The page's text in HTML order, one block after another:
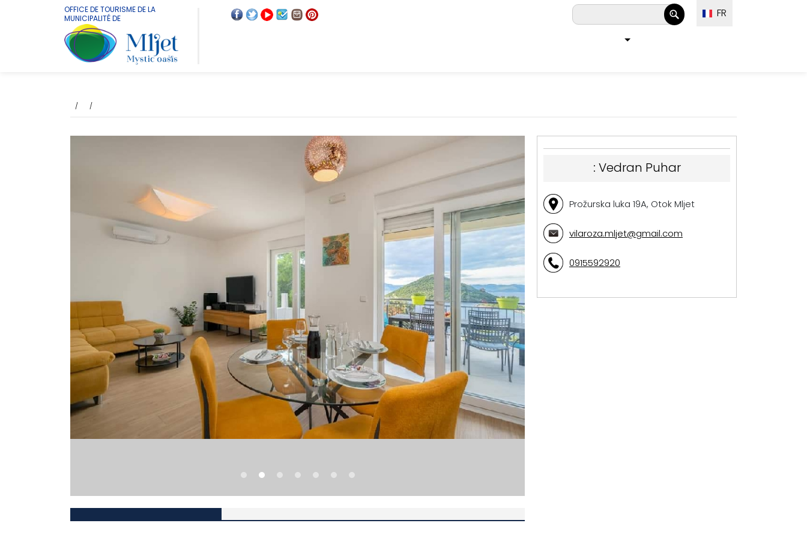
FR
OFFICE DE TOURISME DE LA
MUNICIPALITÉ DE
: Vedran Puhar
Prožurska luka 19A, Otok Mljet
vilaroza.mljet@gmail.com
0915592920